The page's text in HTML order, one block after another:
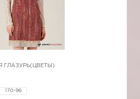
ГЛАЗУРЬ(ЦВЕТЫ)
170-96